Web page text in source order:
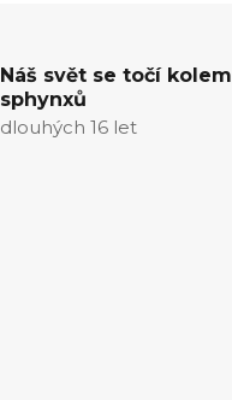
Náš svět se točí kolem
sphynxů
dlouhých 16 let